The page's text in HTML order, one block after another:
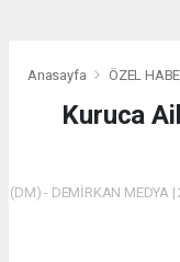
Anasayfa ÖZEL
Kuruca
(DM) - DEMİRKAN MEDYA